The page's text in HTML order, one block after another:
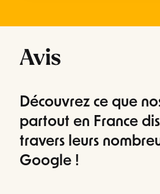
Avis
Découvrez ce que
partout en France
travers leurs
Google !